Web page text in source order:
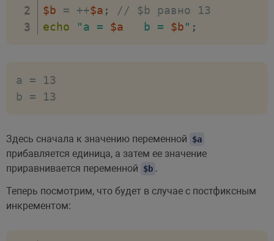
$b
= ++$a ;
// $b равно 13
echo
"a = $a
   b =
$b" ;
a = 13
Здесь сначала к значению переменной $a
прибавляется единица, а затем ее значение
приравнивается переменной
$b .
Теперь посмотрим, что будет в случае с постфиксным
инкрементом: